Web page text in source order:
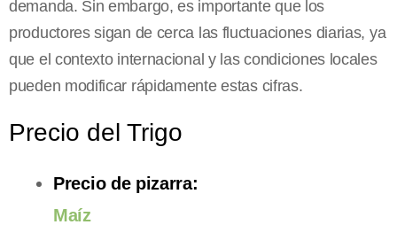
demanda. Sin embargo, es importante que los
productores sigan de cerca las fluctuaciones diarias, ya
que el contexto internacional y las condiciones locales
pueden modificar rápidamente estas cifras.
Precio del Trigo
Precio de pizarra:
Maíz